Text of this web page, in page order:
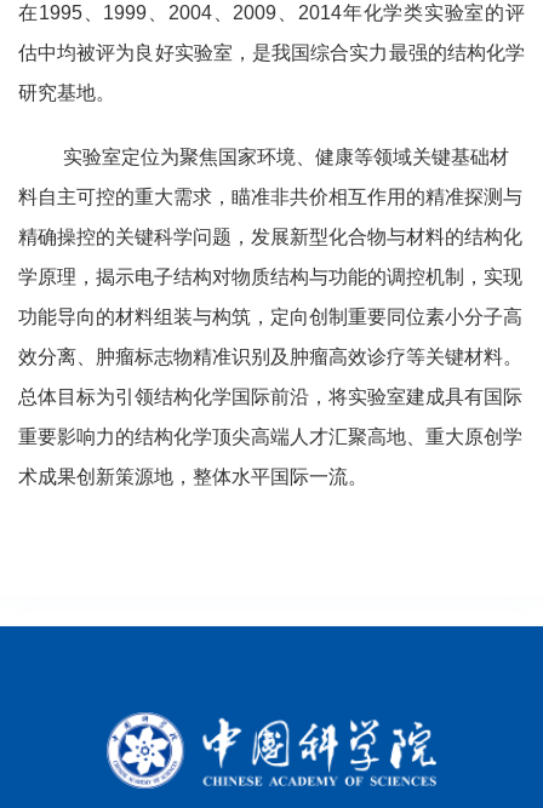
在1995、1999、2004、2009、2014年化学类实验室的评
估中均被评为良好实验室，是我国综合实力最强的结构化学
研究基地。
实验室定位为聚焦国家环境、健康等领域关键基础材
料自主可控的重大需求，瞄准非共价相互作用的精准探测与
精确操控的关键科学问题，发展新型化合物与材料的结构化
学原理，揭示电子结构对物质结构与功能的调控机制，实现
功能导向的材料组装与构筑，定向创制重要同位素小分子高
效分离、肿瘤标志物精准识别及肿瘤高效诊疗等关键材料。
总体目标为引领结构化学国际前沿，将实验室建成具有国际
重要影响力的结构化学顶尖高端人才汇聚高地、重大原创学
术成果创新策源地，整体水平国际一流。